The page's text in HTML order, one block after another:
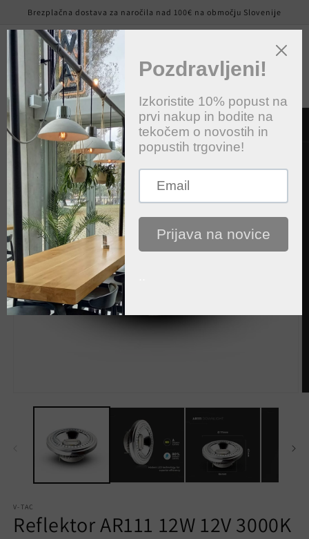
na
vsebino
Brezplačna dostava za naročila nad 100€ na območju Slovenije
Preskoči na
informacije
o izdelku
vsebine
modalnem
V-TAC
Reflektor AR111 12W 12V 3000K